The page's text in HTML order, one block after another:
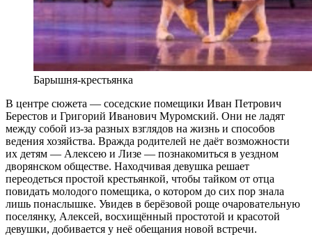
Барышня-крестьянка
В центре сюжета — соседские помещики Иван Петрович
Берестов и Григорий Иванович Муромский. Они не ладят
между собой из-за разных взглядов на жизнь и способов
ведения хозяйства. Вражда родителей не даёт возможности
их детям — Алексею и Лизе — познакомиться в уездном
дворянском обществе. Находчивая девушка решает
переодеться простой крестьянкой, чтобы тайком от отца
повидать молодого помещика, о котором до сих пор знала
лишь понаслышке. Увидев в берёзовой роще очаровательную
поселянку, Алексей, восхищённый простотой и красотой
девушки, добивается у неё обещания новой встречи.